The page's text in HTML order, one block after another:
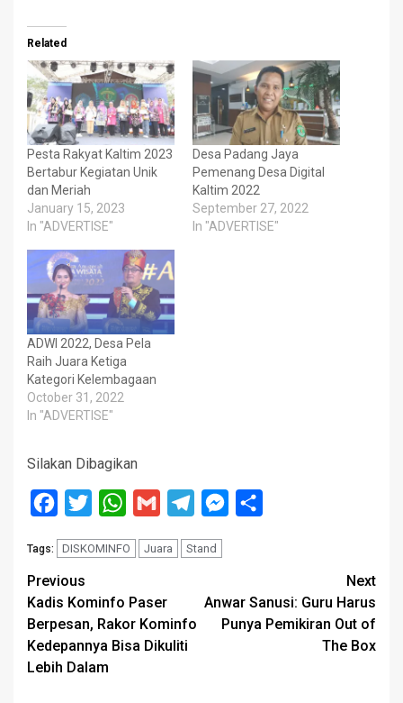
Related
Pesta Rakyat Kaltim 2023
Bertabur Kegiatan Unik
dan Meriah
January 15, 2023
In "ADVERTISE"
Desa Padang Jaya
Pemenang Desa Digital
Kaltim 2022
September 27, 2022
In "ADVERTISE"
ADWI 2022, Desa Pela
Raih Juara Ketiga
Kategori Kelembagaan
October 31, 2022
In "ADVERTISE"
Silakan Dibagikan
Facebook
Twitter WhatsApp
Gmail TelegramMessenger
Tags: DISKOMINFO Juara Stand
Post
navigation
Previous
Kadis Kominfo Paser
Berpesan, Rakor Kominfo
Kedepannya Bisa Dikuliti
Lebih Dalam
Next
Anwar Sanusi: Guru Harus
Punya Pemikiran Out of
The Box